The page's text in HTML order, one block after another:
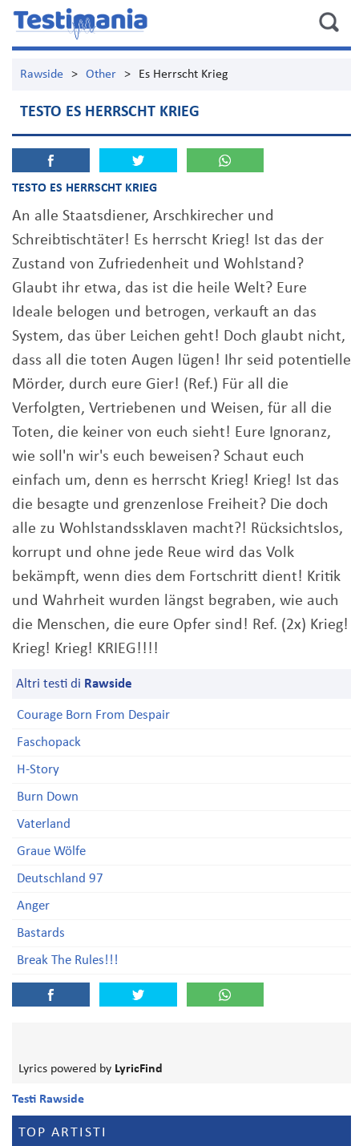
Rawside > Other > Es Herrscht Krieg
TESTO ES HERRSCHT KRIEG
TESTO ES HERRSCHT KRIEG
An alle Staatsdiener, Arschkirecher und
Schreibtischtäter! Es herrscht Krieg! Ist das der
Zustand von Zufriedenheit und Wohlstand?
Glaubt ihr etwa, das ist die heile Welt? Eure
Ideale belogen und betrogen, verkauft an das
System, das über Leichen geht! Doch glaubt nicht,
dass all die toten Augen lügen! Ihr seid potentielle
Mörder, durch eure Gier! (Ref.) Für all die
Verfolgten, Vertriebenen und Weisen, für all die
Toten, die keiner von euch sieht! Eure Ignoranz,
wie soll'n wir's euch beweisen? Schaut euch
einfach um, denn es herrscht Krieg! Krieg! Ist das
die besagte und grenzenlose Freiheit? Die doch
alle zu Wohlstandssklaven macht?! Rücksichtslos,
korrupt und ohne jede Reue wird das Volk
bekämpft, wenn dies dem Fortschritt dient! Kritik
und Wahrheit wurden längst begraben, wie auch
die Menschen, die eure Opfer sind! Ref. (2x) Krieg!
Krieg! Krieg! KRIEG!!!!
Altri testi di Rawside
Courage Born From Despair
Faschopack
H-Story
Burn Down
Vaterland
Graue Wölfe
Deutschland 97
Anger
Bastards
Break The Rules!!!
Lyrics powered by LyricFind
Testi Rawside
TOP ARTISTI